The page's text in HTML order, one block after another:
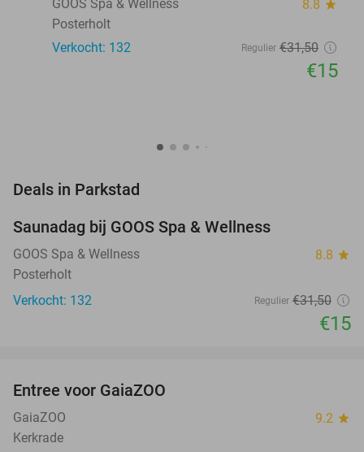
GOOS Spa & Wellness
8.8 star
Posterholt
Verkocht: 132
Regulier €31,50
€15
Deals in Parkstad
TODAY
Saunadag bij GOOS Spa & Wellness
GOOS Spa & Wellness 8.8 star
Posterholt
Verkocht: 132
Regulier €31,50
€15
Entree voor GaiaZOO
GaiaZOO 9.2 star
Kerkrade